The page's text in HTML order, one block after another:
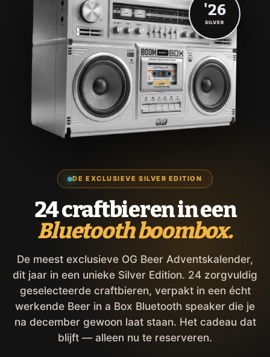
DE EXCLUSIEVE SILVER EDITION
24 craftbieren in een
Bluetooth boombox.
De meest exclusieve OG Beer Adventskalender,
dit jaar in een unieke Silver Edition. 24 zorgvuldig
geselecteerde craftbieren, verpakt in een écht
werkende Beer in a Box Bluetooth speaker die je
na december gewoon laat staan. Het cadeau dat
blijft — alleen nu te reserveren.
'26
SILVER